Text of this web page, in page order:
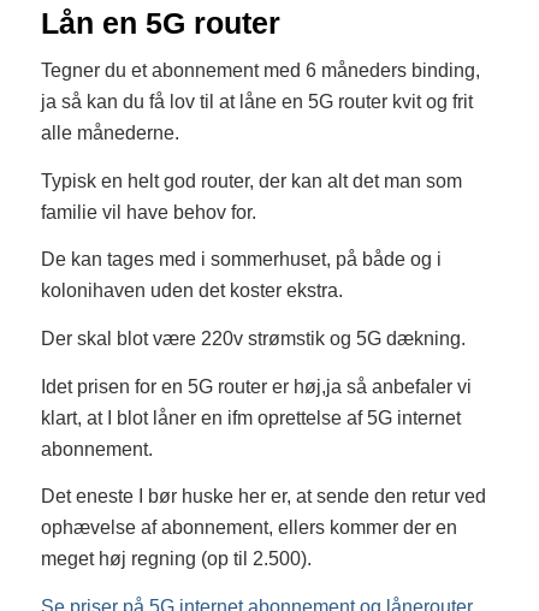
Lån en 5G router
Tegner du et abonnement med 6 måneders binding,
ja så kan du få lov til at låne en 5G router kvit og frit
alle månederne.
Typisk en helt god router, der kan alt det man som
familie vil have behov for.
De kan tages med i sommerhuset, på både og i
kolonihaven uden det koster ekstra.
Der skal blot være 220v strømstik og 5G dækning.
Idet prisen for en 5G router er høj,ja så anbefaler vi
klart, at I blot låner en ifm oprettelse af 5G internet
abonnement.
Det eneste I bør huske her er, at sende den retur ved
ophævelse af abonnement, ellers kommer der en
meget høj regning (op til 2.500).
Se priser på 5G internet abonnement og lånerouter